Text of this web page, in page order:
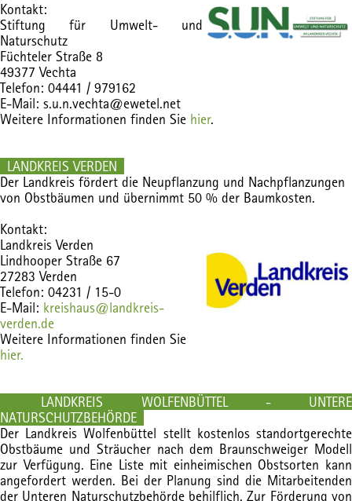
Kontakt:
Stiftung für Umwelt- und
Naturschutz
Füchteler Straße 8
49377 Vechta
Telefon: 04441 / 979162
E-Mail: s.u.n.vechta@ewetel.net
Weitere Informationen finden Sie hier.
LANDKREIS VERDEN
Der Landkreis fördert die Neupflanzung und Nachpflanzungen
von Obstbäumen und übernimmt 50 % der Baumkosten.
Kontakt:
Landkreis Verden
Lindhooper Straße 67
27283 Verden
Telefon: 04231 / 15-0
E-Mail: kreishaus@landkreis-
verden.de
Weitere Informationen finden Sie
hier.
LANDKREIS WOLFENBÜTTEL - UNTERE
NATURSCHUTZBEHÖRDE
Der Landkreis Wolfenbüttel stellt kostenlos standortgerechte
Obstbäume und Sträucher nach dem Braunschweiger Modell
zur Verfügung. Eine Liste mit einheimischen Obstsorten kann
angefordert werden. Bei der Planung sind die Mitarbeitenden
der Unteren Naturschutzbehörde behilflich. Zur Förderung von